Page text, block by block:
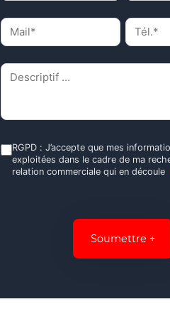
Mail*
(Nécessaire)
Tél.*
Descriptif
(Nécessaire)
RGPD
(Nécessaire)
RGPD : J’accepte que mes
exploitées dans le cadre de ma
relation commerciale qui en découle